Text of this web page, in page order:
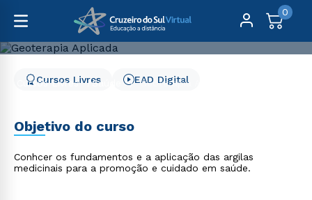
0
Cursos Livres Saúde Geoterapia Aplicada
Cursos Livres EAD Digital
Objetivo do curso
Conhcer os fundamentos e a aplicação das argilas
medicinais para a promoção e cuidado em saúde.